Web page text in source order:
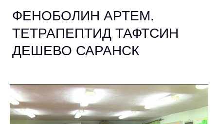
ФЕНОБОЛИН АРТЕМ.
ТЕТРАПЕПТИД ТАФТСИН
ДЕШЕВО САРАНСК